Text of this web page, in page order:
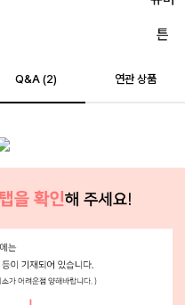
Q&A (2) 연관 상품